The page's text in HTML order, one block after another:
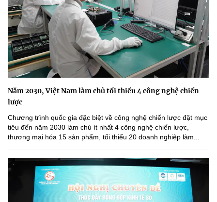
Năm 2030, Việt Nam làm chủ tối thiểu 4 công nghệ chiến
lược
Chương trình quốc gia đặc biệt về công nghệ chiến lược đặt mục
tiêu đến năm 2030 làm chủ ít nhất 4 công nghệ chiến lược,
thương mại hóa 15 sản phẩm, tối thiểu 20 doanh nghiệp làm...